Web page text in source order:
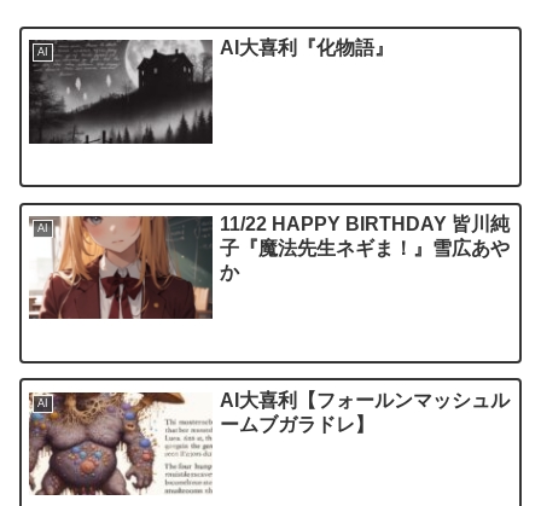
AI AI大喜利『化物語』
AI
11/22 HAPPY BIRTHDAY 皆川純
子『魔法先生ネギま！』雪広あや
か
AI
AI大喜利【フォールンマッシュル
ームブガラドレ】